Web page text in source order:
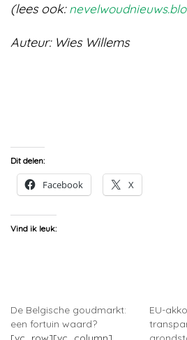
(lees ook:
Auteur: Wies Willems
Dit delen:
Facebook X
Vind ik leuk:
De Belgische goudmarkt:
een fortuin waard?
EU-